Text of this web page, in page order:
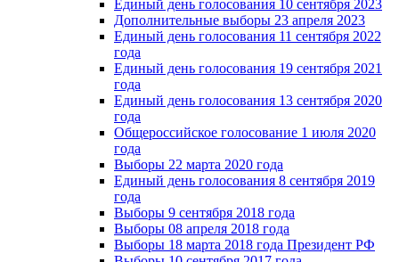
Единый день голосования 10 сентября 2023
Дополнительные выборы 23 апреля 2023
Единый день голосования 11 сентября 2022
года
Единый день голосования 19 сентября 2021
года
Единый день голосования 13 сентября 2020
года
Общероссийское голосование 1 июля 2020
года
Выборы 22 марта 2020 года
Единый день голосования 8 сентября 2019
года
Выборы 9 сентября 2018 года
Выборы 08 апреля 2018 года
Выборы 18 марта 2018 года Президент РФ